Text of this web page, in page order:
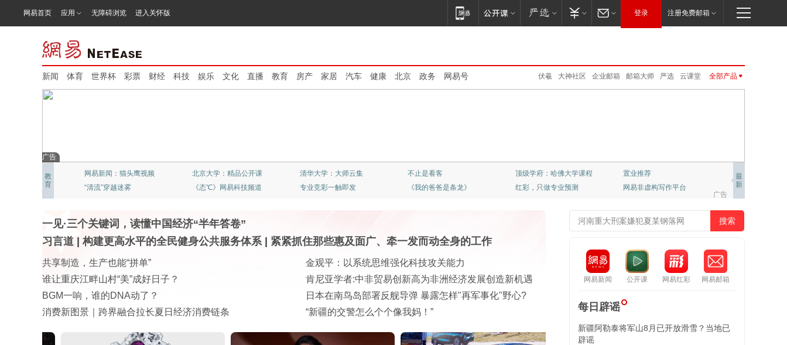
网易首页 应用 无障碍浏览 进入关怀版 登录 注册免费邮箱
新闻 体育 世界杯 彩票 财经 科技 娱乐 文化 直播 教育 房产 家居 汽车 健康 北京 政务 网易号 云课堂
严选
邮箱大师
企业邮箱
大神社区
伏羲
UU远程
新闻客户端
网易红彩
CC语音
云音乐
全部产品
大话2 梦幻西游手游
大唐无双
率士之滨
哈利波特.魔法觉醒
天下手游
明日之后
逆水寒
广告
教
育
最
新
网易新闻：猫头鹰视频
“清流”穿越迷雾
北京大学：精品公开课
《态℃》网易科技频道
清华大学：大师云集
专业竞彩一触即发
不止是看客
《我的爸爸是条龙》
顶级学府：哈佛大学课程
红彩，只做专业预测
置业推荐
网易非虚构写作平台
广告
一见·三个关键词，读懂中国经济“半年答卷”
习言道 |构建更高水平的全民健身公共服务体系| 紧紧抓住那些惠及面广、牵一发而动全身的工作
共享制造，生产也能“拼单”
谁让重庆江畔山村“美”成好日子？
BGM一响，谁的DNA动了？
消费新图景｜跨界融合拉长夏日经济消费链条
金观平：以系统思维强化科技攻关能力
肯尼亚学者:中非贸易创新高为非洲经济发展创造新机遇
日本在南鸟岛部署反舰导弹 暴露怎样"再军事化"野心?
“新疆的交警怎么个个像我妈！”
网易新闻 公开课 网易红彩 网易邮箱
每日辟谣
新疆阿勒泰将军山8月已开放滑雪？当地已
辟谣